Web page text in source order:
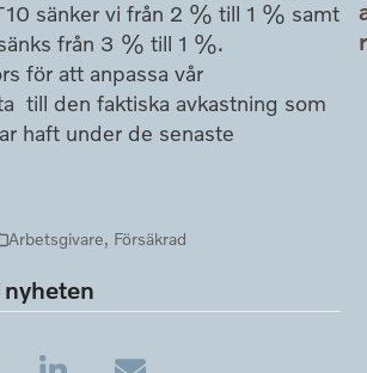
sänker vi från 2 % till 1 % samt
från 3 % till 1 %.
för att anpassa vår
till den faktiska avkastning som
haft under de senaste
Arbetsgivare, Försäkrad
r